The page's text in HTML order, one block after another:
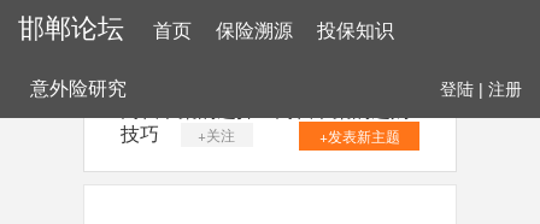
邯郸论坛 首页 保险溯源 投保知识
意外险研究 登陆 | 注册
技巧
+关注 +发表新主题